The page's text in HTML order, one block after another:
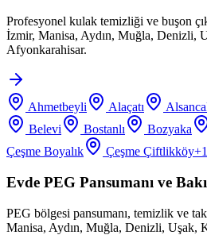
Profesyonel kulak temizliği ve buşon
İzmir, Manisa, Aydın, Muğla, Denizli,
Afyonkarahisar.
Ahmetbeyli Alaçatı
Belevi
Bostanlı Bozyaka
Çeşme Boyalık
Çeşme Çiftlikköy+
Evde PEG Pansumanı ve
PEG bölgesi pansumanı, temizlik ve
Manisa, Aydın, Muğla, Denizli, Uşak,